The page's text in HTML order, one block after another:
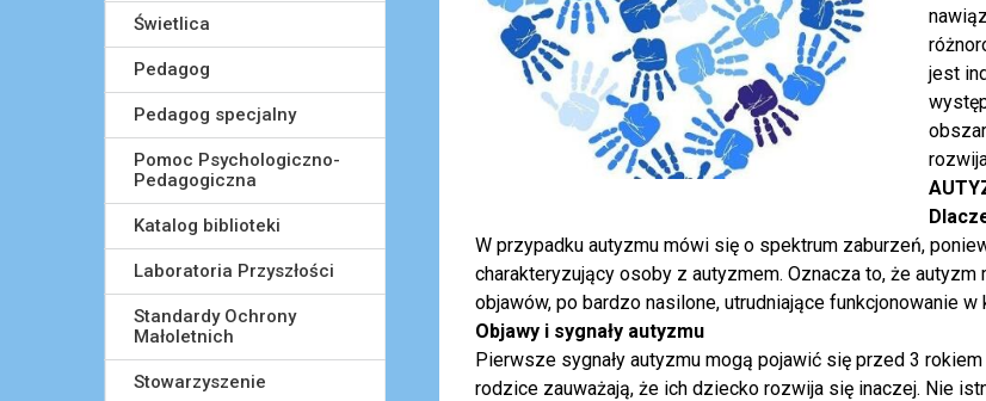
jest
W przypadku autyzmu mówi się o spektrum zaburzeń,
charakteryzujący osoby z autyzmem. Oznacza to, że autyzm
objawów, po bardzo nasilone, utrudniające funkcjonowanie
Objawy i sygnały autyzmu
Pierwsze sygnały autyzmu mogą pojawić się przed 3
rodzice zauważają, że ich dziecko rozwija się inaczej. Nie
Świetlica
Pedagog
Pedagog specjalny
Pomoc Psychologiczno-
Pedagogiczna
Katalog biblioteki
Laboratoria Przyszłości
Standardy Ochrony
Małoletnich
Stowarzyszenie